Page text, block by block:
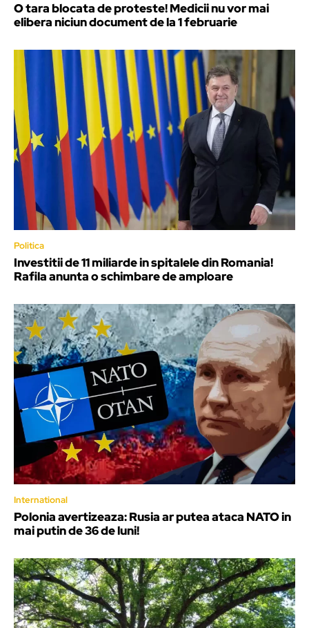
O tara blocata de proteste! Medicii nu vor mai
elibera niciun document de la 1 februarie
Politica
Investitii de 11 miliarde in spitalele din Romania!
Rafila anunta o schimbare de amploare
International
Polonia avertizeaza: Rusia ar putea ataca NATO in
mai putin de 36 de luni!